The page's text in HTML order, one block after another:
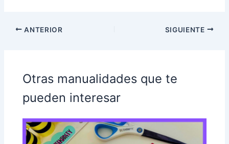
ANTERIOR SIGUIENTE
Otras manualidades que te
pueden interesar